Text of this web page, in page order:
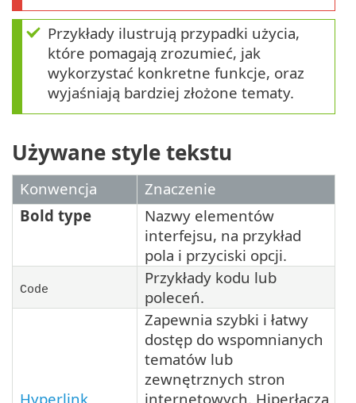
Przykłady ilustrują przypadki użycia,
które pomagają zrozumieć, jak
wykorzystać konkretne funkcje, oraz
wyjaśniają bardziej złożone tematy.
Używane style tekstu
Konwencja
Znaczenie
Bold type
Nazwy elementów
interfejsu, na przykład
pola i przyciski opcji.
Code
Przykłady kodu lub
poleceń.
Hyperlink
Zapewnia szybki i łatwy
dostęp do wspomnianych
tematów lub
zewnętrznych stron
internetowych. Hiperłącza